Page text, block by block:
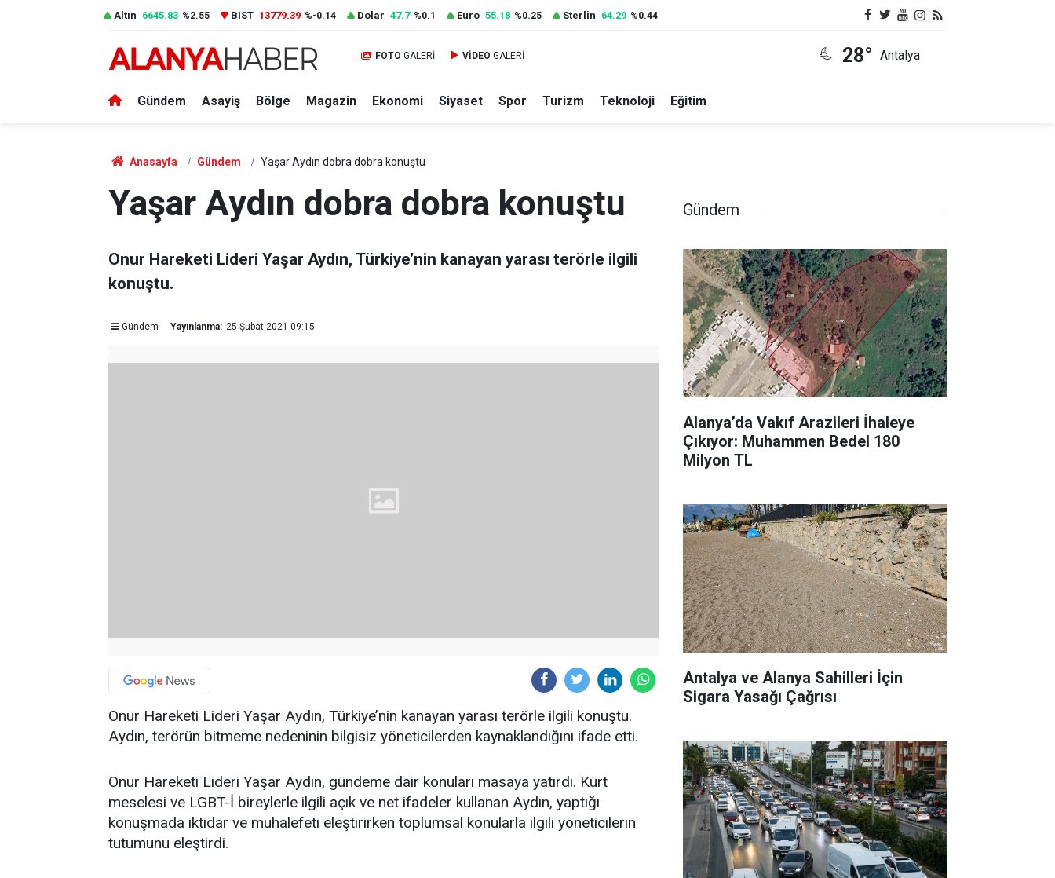
Altın 6645.83 %2.55 BIST 13779.39 %-0.14 Dolar 47.7 %0.1 Euro 55.18 %0.25 Sterlin 64.29 %0.44
FOTO GALERİ VİDEO GALERİ 28° Antalya
Gündem Asayiş Bölge Magazin Ekonomi Siyaset Spor Turizm Teknoloji Eğitim
Anasayfa Gündem Yaşar Aydın dobra dobra konuştu
Yaşar Aydın dobra dobra konuştu
Onur Hareketi Lideri Yaşar Aydın, Türkiye’nin kanayan yarası terörle ilgili
konuştu.
Gündem Yayınlanma: 25 Şubat 2021 09:15
Onur Hareketi Lideri Yaşar Aydın, Türkiye’nin kanayan yarası terörle ilgili konuştu.
Aydın, terörün bitmeme nedeninin bilgisiz yöneticilerden kaynaklandığını ifade etti.
Onur Hareketi Lideri Yaşar Aydın, gündeme dair konuları masaya yatırdı. Kürt
meselesi ve LGBT-İ bireylerle ilgili açık ve net ifadeler kullanan Aydın, yaptığı
konuşmada iktidar ve muhalefeti eleştirirken toplumsal konularla ilgili yöneticilerin
tutumunu eleştirdi.
Gündem
Alanya’da Vakıf Arazileri İhaleye
Çıkıyor: Muhammen Bedel 180
Milyon TL
Antalya ve Alanya Sahilleri İçin
Sigara Yasağı Çağrısı